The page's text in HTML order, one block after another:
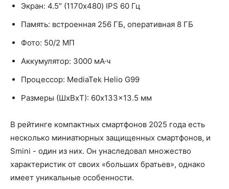
Экран: 4.5" (1170x480) IPS 60 Гц
Память: встроенная 256 ГБ, оперативная 8 ГБ
Фото: 50/2 МП
Аккумулятор: 3000 мА·ч
Процессор: MediaTek Helio G99
Размеры (ШxВxТ): 60x133x13.5 мм
В рейтинге компактных смартфонов 2025 года есть
несколько миниатюрных защищенных смартфонов, и
Smini - один из них. Он унаследовал множество
характеристик от своих «больших братьев», однако
имеет уникальные особенности.